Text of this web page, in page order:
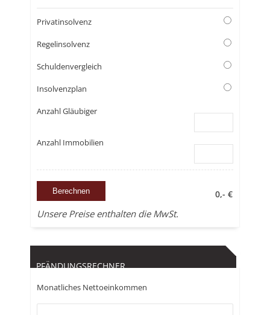
Privatinsolvenz
Regelinsolvenz
Schuldenvergleich
Insolvenzplan
Anzahl Gläubiger
Anzahl Immobilien
0,- €
Unsere Preise enthalten die MwSt.
PFÄNDUNGSRECHNER
Monatliches Nettoeinkommen